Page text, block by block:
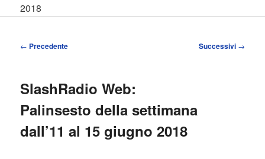
principale
secondario
2018
Navigazione
← Precedente Successivi →
SlashRadio Web:
Palinsesto della settimana
dall’11 al 15 giugno 2018